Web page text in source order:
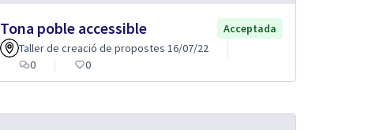
Tona poble accessible
Acceptada
Taller de creació de propostes 16/07/22
0
0